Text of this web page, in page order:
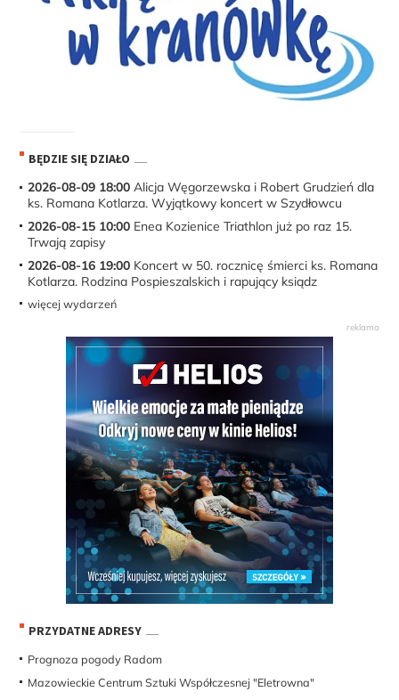
BĘDZIE SIĘ DZIAŁO
2026-08-09 18:00 Alicja Węgorzewska i Robert Grudzień dla
ks. Romana Kotlarza. Wyjątkowy koncert w Szydłowcu
2026-08-15 10:00 Enea Kozienice Triathlon już po raz 15.
Trwają zapisy
2026-08-16 19:00 Koncert w 50. rocznicę śmierci ks. Romana
Kotlarza. Rodzina Pospieszalskich i rapujący ksiądz
więcej wydarzeń
PRZYDATNE ADRESY
Prognoza pogody Radom
Mazowieckie Centrum Sztuki Współczesnej "Eletrowna"